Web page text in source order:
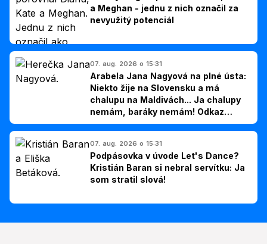
a Meghan - jednu z nich označil za
nevyužitý potenciál
07. aug. 2026 o 15:31
Arabela Jana Nagyová na plné ústa:
Niekto žije na Slovensku a má
chalupu na Maldivách... Ja chalupy
nemám, baráky nemám! Odkaz
Slovákom
07. aug. 2026 o 15:31
Podpásovka v úvode Let's Dance?
Kristián Baran si nebral servítku: Ja
som stratil slová!